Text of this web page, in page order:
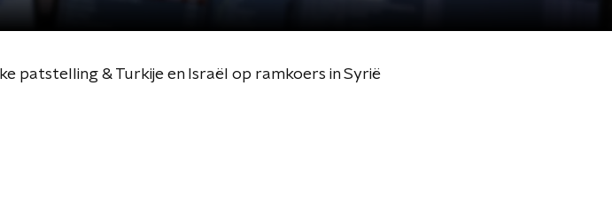
patstelling & Turkije en Israël op ramkoers in Syrië